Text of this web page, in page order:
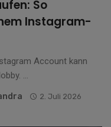
So
Instagram-
Account kann
...
2. Juli 2026